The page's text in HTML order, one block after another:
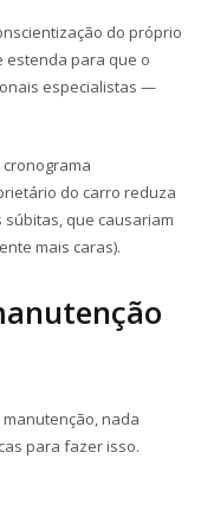
do próprio
estenda para que o
especialistas —
do carro reduza
que causariam
mais caras).
nada
para fazer isso.